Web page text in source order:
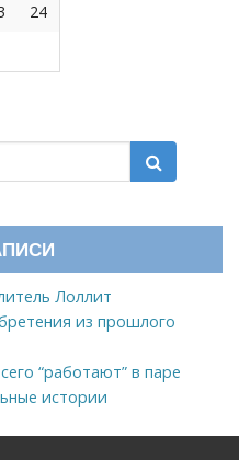
24
Лоллит
из прошлого
“работают” в паре
истории